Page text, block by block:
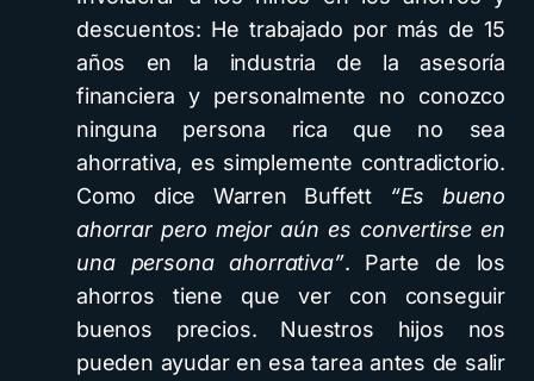
descuentos: He trabajado por más de 15
años en la industria de la asesoría
financiera y personalmente no conozco
ninguna persona rica que no sea
ahorrativa, es simplemente contradictorio.
Como dice Warren Buffett
“Es bueno
ahorrar pero mejor aún es convertirse en
una persona ahorrativa”. Parte de los
ahorros tiene que ver con conseguir
buenos precios. Nuestros hijos nos
pueden ayudar en esa tarea antes de salir